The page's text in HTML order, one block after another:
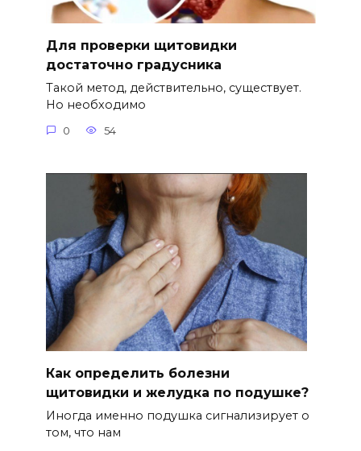
Для проверки щитовидки
достаточно градусника
Такой метод, действительно, существует.
Но необходимо
0 54
Как определить болезни
щитовидки и желудка по подушке?
Иногда именно подушка сигнализирует о
том, что нам